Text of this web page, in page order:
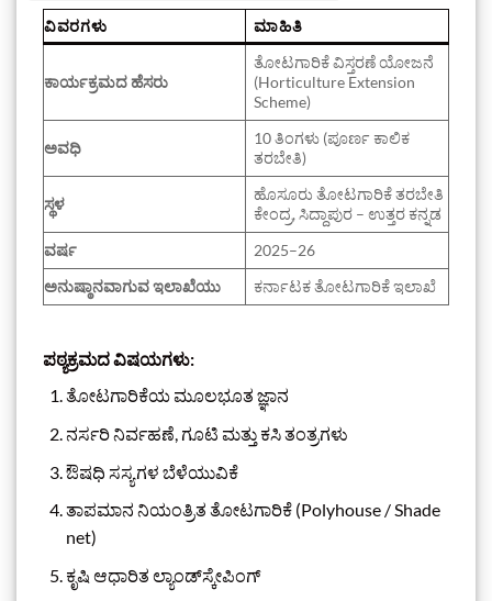
ವಿವರಗಳು ಮಾಹಿತಿ
ಕಾರ್ಯಕ್ರಮದ ಹೆಸರು
ತೋಟಗಾರಿಕೆ ವಿಸ್ತರಣೆ ಯೋಜನೆ
(Horticulture Extension
Scheme)
ಅವಧಿ
10 ತಿಂಗಳು (ಪೂರ್ಣ ಕಾಲಿಕ
ತರಬೇತಿ)
ಸ್ಥಳ
ಹೊಸೂರು ತೋಟಗಾರಿಕೆ ತರಬೇತಿ
ಕೇಂದ್ರ, ಸಿದ್ದಾಪುರ – ಉತ್ತರ ಕನ್ನಡ
ವರ್ಷ
2025–26
ಅನುಷ್ಠಾನವಾಗುವ ಇಲಾಖೆಯು
ಕರ್ನಾಟಕ ತೋಟಗಾರಿಕೆ ಇಲಾಖೆ
ಪಠ್ಯಕ್ರಮದ ವಿಷಯಗಳು:
ತೋಟಗಾರಿಕೆಯ ಮೂಲಭೂತ ಜ್ಞಾನ
ನರ್ಸರಿ ನಿರ್ವಹಣೆ, ಗೂಟಿ ಮತ್ತು ಕಸಿ ತಂತ್ರಗಳು
ಔಷಧಿ ಸಸ್ಯಗಳ ಬೆಳೆಯುವಿಕೆ
ತಾಪಮಾನ ನಿಯಂತ್ರಿತ ತೋಟಗಾರಿಕೆ (Polyhouse / Shade
net)
ಕೃಷಿ ಆಧಾರಿತ ಲ್ಯಾಂಡ್‌ಸ್ಕೇಪಿಂಗ್